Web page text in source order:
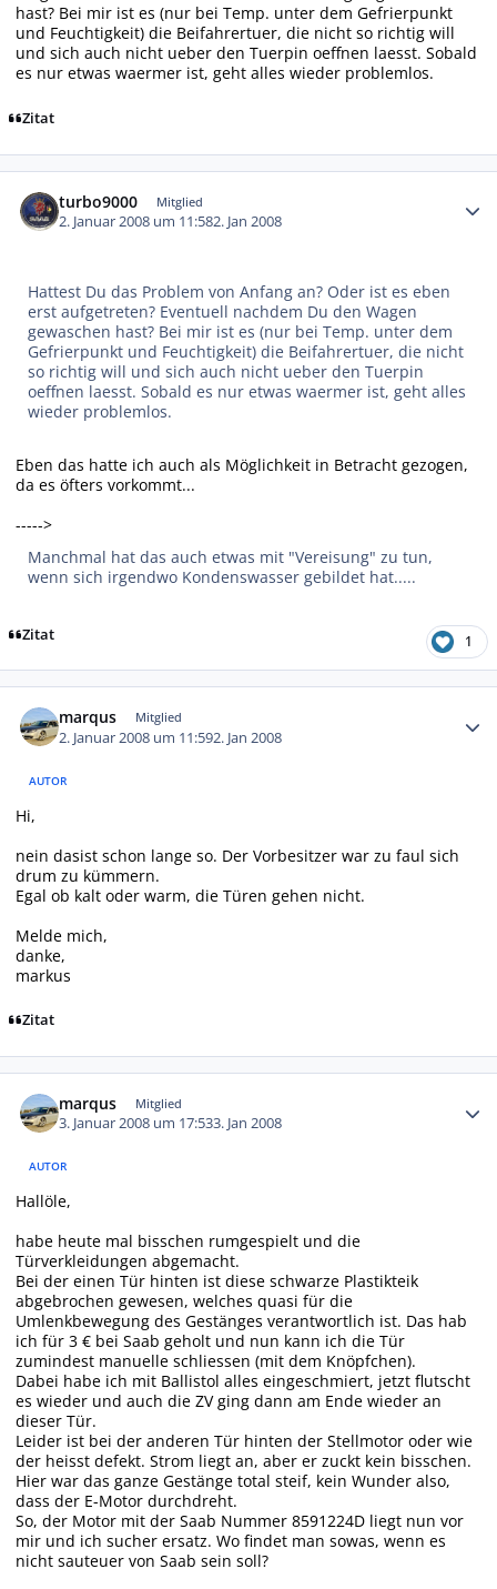
hast? Bei mir ist es (nur bei Temp. unter dem Gefrierpunkt
und Feuchtigkeit) die Beifahrertuer, die nicht so richtig will
und sich auch nicht ueber den Tuerpin oeffnen laesst. Sobald
es nur etwas waermer ist, geht alles wieder problemlos.
Zitat
turbo9000 Mitglied
2. Januar 2008 um 11:582. Jan 2008
Hattest Du das Problem von Anfang an? Oder ist es eben
erst aufgetreten? Eventuell nachdem Du den Wagen
gewaschen hast? Bei mir ist es (nur bei Temp. unter dem
Gefrierpunkt und Feuchtigkeit) die Beifahrertuer, die nicht
so richtig will und sich auch nicht ueber den Tuerpin
oeffnen laesst. Sobald es nur etwas waermer ist, geht alles
wieder problemlos.
Eben das hatte ich auch als Möglichkeit in Betracht gezogen,
da es öfters vorkommt...
----->
Manchmal hat das auch etwas mit "Vereisung" zu tun,
wenn sich irgendwo Kondenswasser gebildet hat.....
Zitat 1
marqus Mitglied
2. Januar 2008 um 11:592. Jan 2008
AUTOR
Hi,
nein dasist schon lange so. Der Vorbesitzer war zu faul sich
drum zu kümmern.
Egal ob kalt oder warm, die Türen gehen nicht.
Melde mich,
danke,
markus
Zitat
marqus Mitglied
3. Januar 2008 um 17:533. Jan 2008
AUTOR
Hallöle,
habe heute mal bisschen rumgespielt und die
Türverkleidungen abgemacht.
Bei der einen Tür hinten ist diese schwarze Plastikteik
abgebrochen gewesen, welches quasi für die
Umlenkbewegung des Gestänges verantwortlich ist. Das hab
ich für 3 € bei Saab geholt und nun kann ich die Tür
zumindest manuelle schliessen (mit dem Knöpfchen).
Dabei habe ich mit Ballistol alles eingeschmiert, jetzt flutscht
es wieder und auch die ZV ging dann am Ende wieder an
dieser Tür.
Leider ist bei der anderen Tür hinten der Stellmotor oder wie
der heisst defekt. Strom liegt an, aber er zuckt kein bisschen.
Hier war das ganze Gestänge total steif, kein Wunder also,
dass der E-Motor durchdreht.
So, der Motor mit der Saab Nummer 8591224D liegt nun vor
mir und ich sucher ersatz. Wo findet man sowas, wenn es
nicht sauteuer von Saab sein soll?